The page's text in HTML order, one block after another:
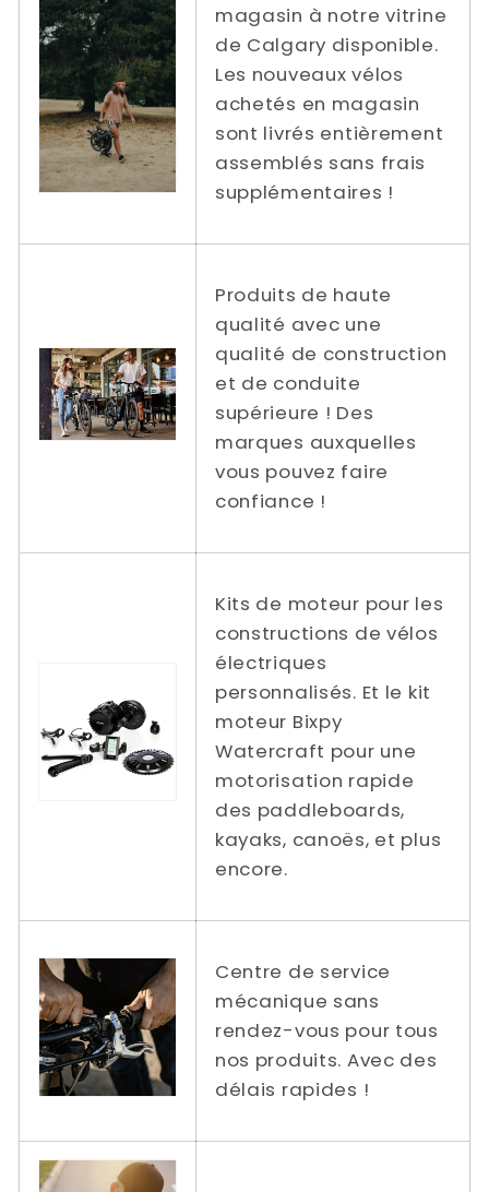
magasin à notre vitrine
de Calgary disponible.
Les nouveaux vélos
achetés en magasin
sont livrés entièrement
assemblés sans frais
supplémentaires !
Produits de haute
qualité avec une
qualité de construction
et de conduite
supérieure ! Des
marques auxquelles
vous pouvez faire
confiance !
Kits de moteur pour les
constructions de vélos
électriques
personnalisés. Et le kit
moteur Bixpy
Watercraft pour une
motorisation rapide
des paddleboards,
kayaks, canoës, et plus
encore.
Centre de service
mécanique sans
rendez-vous pour tous
nos produits. Avec des
délais rapides !